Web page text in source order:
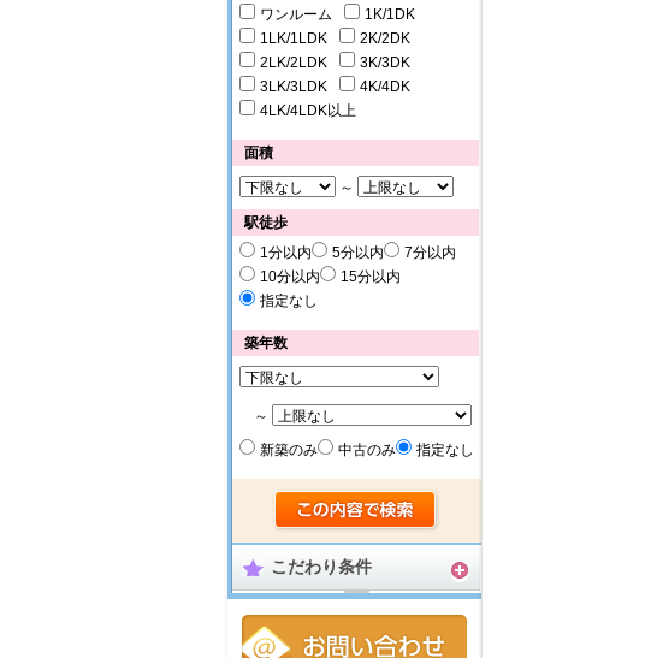
ワンルーム
1K/1DK
1LK/1LDK
2K/2DK
2LK/2LDK
3K/3DK
3LK/3LDK
4K/4DK
4LK/4LDK以上
面積
～
駅徒歩
1分以内
5分以内
7分以内
10分以内
15分以内
指定なし
築年数
～
新築のみ
中古のみ 指定なし
こだわり条件